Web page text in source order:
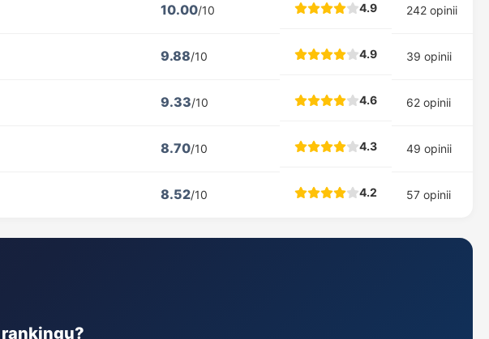
10.00/10 4.9 242 opinii
9.88/10 4.9 39 opinii
9.33/10 4.6 62 opinii
8.70/10 4.3 49 opinii
8.52/10 4.2 57 opinii
rankingu?